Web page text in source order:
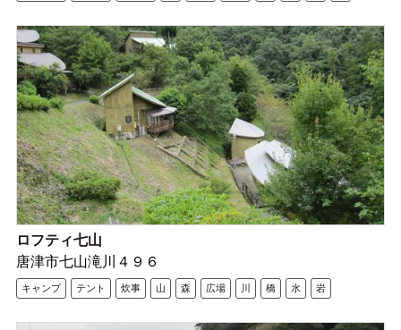
ロフティ七山
唐津市七山滝川４９６
キャンプ テント 炊事 山 森 広場 川 橋 水 岩